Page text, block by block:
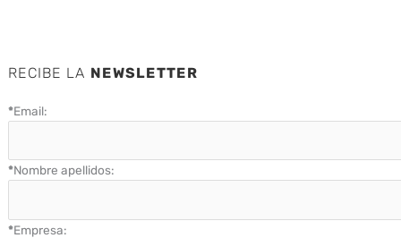
RECIBE LA NEWSLETTER
*Email:
*Nombre apellidos:
*Empresa: